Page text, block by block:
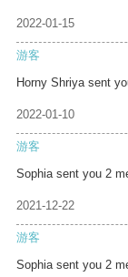
2022-01-15
游客
Horny Shriya sent
2022-01-10
游客
Sophia sent you 2
2021-12-22
游客
Sophia sent you 2